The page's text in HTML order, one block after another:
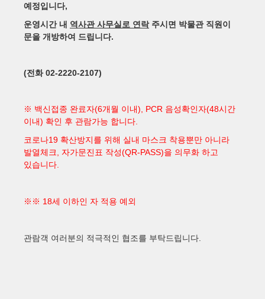
예정입니다,
운영시간 내 역사관 사무실로 연락주시면 박물관 직원이
문을 개방하여 드립니다.
(전화 02-2220-2107)
※ 백신접종 완료자(6개월 이내 ), PCR 음성확인자(48시간
이내 ) 확인 후 관람가능 합니다
코로나19 확산방지를 위해 실내 마스크 착용뿐만 아니라
발열체크
자가문진표 작성(QR-PASS)을 의무화 하고
있습니다
※※ 18세 이하인 자 적용 예외
관람객 여러분의 적극적인 협조를 부탁드립니다